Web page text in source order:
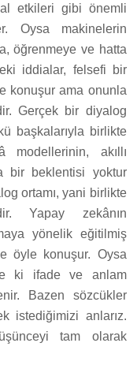
etkileri gibi önemli
Oysa makinelerin
öğrenmeye ve hatta
iddialar, felsefi bir
konuşur ama onunla
Gerçek bir diyalog
başkalarıyla birlikte
modellerinin, akıllı
bir beklentisi yoktur
ortamı, yani birlikte
Yapay zekânın
yönelik eğitilmiş
öyle konuşur. Oysa
ki ifade ve anlam
Bazen sözcükler
istediğimizi anlarız.
tam olarak